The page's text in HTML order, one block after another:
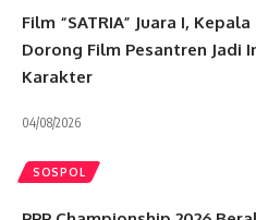
Film “SATRIA” Juara I,
Dorong Film Pesantren Jadi
Karakter
04/08/2026
SOSPOL